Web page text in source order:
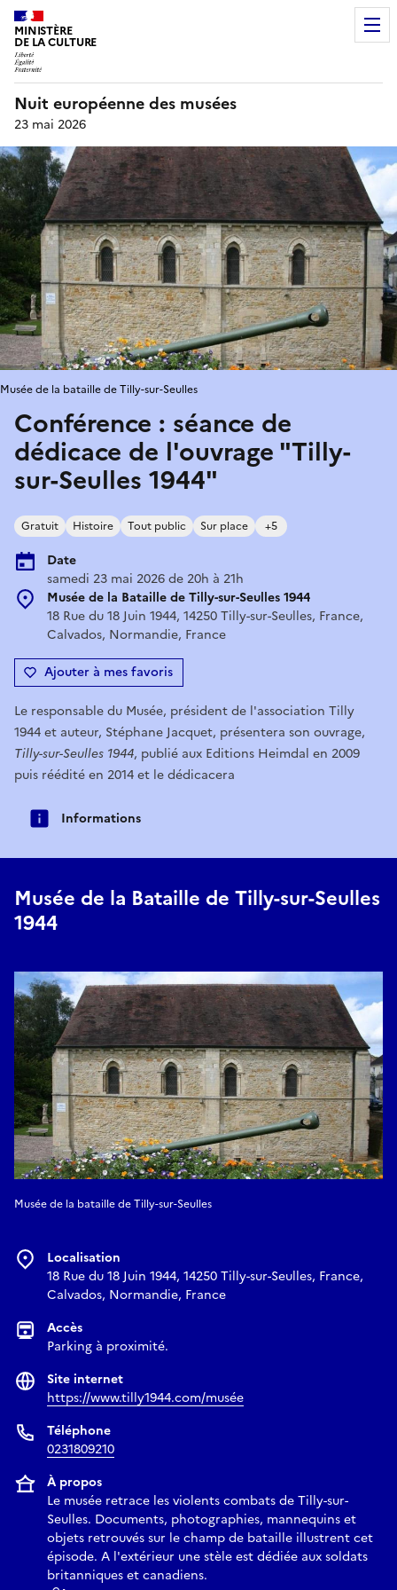
MINISTÈRE
DE LA CULTURE
Nuit européenne des musées
23 mai 2026
Conférence : séance de
dédicace de l'ouvrage "Tilly-
sur-Seulles 1944"
Gratuit Histoire Tout public Sur place +5
Date
samedi 23 mai 2026 de 20h à 21h
Musée de la Bataille de Tilly-sur-Seulles 1944
18 Rue du 18 Juin 1944, 14250 Tilly-sur-Seulles, France,
Calvados, Normandie, France
Ajouter à mes favoris
Musée de la bataille de Tilly-sur-Seulles
Le responsable du Musée, président de l'association Tilly
1944 et auteur, Stéphane Jacquet, présentera son ouvrage,
Tilly-sur-Seulles 1944, publié aux Editions Heimdal en 2009
puis réédité en 2014 et le dédicacera
Informations
Musée de la Bataille de Tilly-sur-Seulles
1944
Musée de la bataille de Tilly-sur-Seulles
Localisation
18 Rue du 18 Juin 1944, 14250 Tilly-sur-Seulles, France,
Calvados, Normandie, France
Accès
Parking à proximité.
Site internet
https://www.tilly1944.com/musée
Téléphone
0231809210
À propos
Le musée retrace les violents combats de Tilly-sur-
Seulles. Documents, photographies, mannequins et
objets retrouvés sur le champ de bataille illustrent cet
épisode. A l'extérieur une stèle est dédiée aux soldats
britanniques et canadiens.